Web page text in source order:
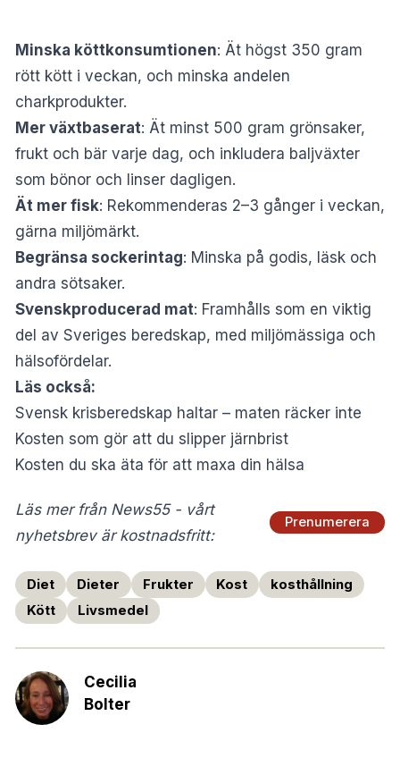
Minska köttkonsumtionen: Ät högst 350 gram
rött kött i veckan, och minska andelen
charkprodukter.
Mer växtbaserat: Ät minst 500 gram grönsaker,
frukt och bär varje dag, och inkludera baljväxter
som bönor och linser dagligen.
Ät mer fisk: Rekommenderas 2–3 gånger i veckan,
gärna miljömärkt.
Begränsa sockerintag: Minska på godis, läsk och
andra sötsaker.
Svenskproducerad mat: Framhålls som en viktig
del av Sveriges beredskap, med miljömässiga och
hälsofördelar.
Läs också:
Svensk krisberedskap haltar – maten räcker inte
Kosten som gör att du slipper järnbrist
Kosten du ska äta för att maxa din hälsa
Läs mer från News55 - vårt
nyhetsbrev är kostnadsfritt:
Prenumerera
Diet Dieter Frukter Kost
kosthållning
Kött
Livsmedel
Cecilia
Bolter